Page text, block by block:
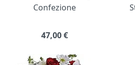
Confezione
47,00€